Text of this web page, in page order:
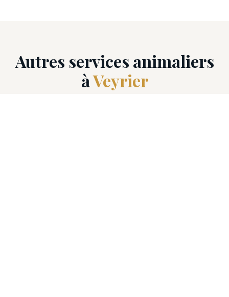
Autres services animaliers
àVeyrier